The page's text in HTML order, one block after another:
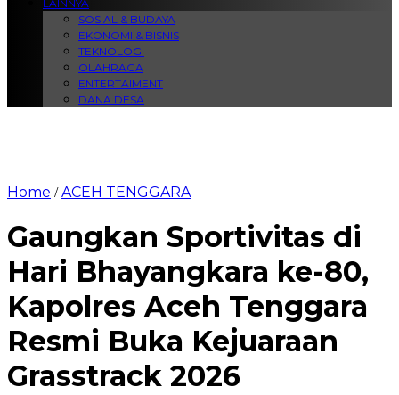
LAINNYA
SOSIAL & BUDAYA
EKONOMI & BISNIS
TEKNOLOGI
OLAHRAGA
ENTERTAIMENT
DANA DESA
Home /ACEH TENGGARA
Gaungkan Sportivitas di
Hari Bhayangkara ke-80,
Kapolres Aceh Tenggara
Resmi Buka Kejuaraan
Grasstrack 2026